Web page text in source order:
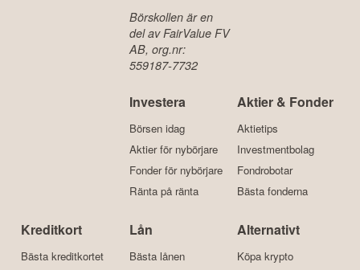
Börskollen är en
del av FairValue FV
AB, org.nr:
559187-7732
Investera
Börsen idag
Aktier för nybörjare
Fonder för nybörjare
Ränta på ränta
Aktier & Fonder
Aktietips
Investmentbolag
Fondrobotar
Bästa fonderna
Kreditkort
Bästa kreditkortet
Lån
Bästa lånen
Alternativt
Köpa krypto